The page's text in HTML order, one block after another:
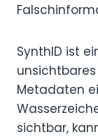
SynthID ist
Metadaten
sichtbar,